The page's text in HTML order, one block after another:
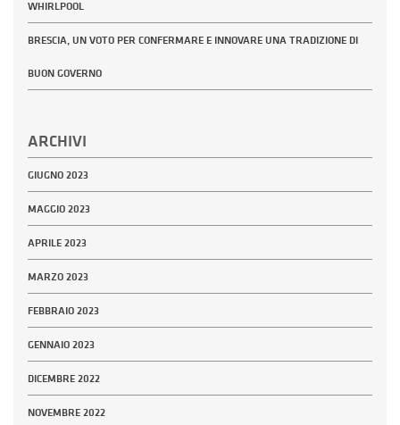
WHIRLPOOL
BRESCIA, UN VOTO PER CONFERMARE E INNOVARE UNA TRADIZIONE DI
BUON GOVERNO
ARCHIVI
GIUGNO 2023
MAGGIO 2023
APRILE 2023
MARZO 2023
FEBBRAIO 2023
GENNAIO 2023
DICEMBRE 2022
NOVEMBRE 2022